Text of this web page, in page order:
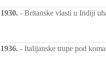
1930. - Britanske vlasti u Indiji
1936. - Italijanske trupe pod